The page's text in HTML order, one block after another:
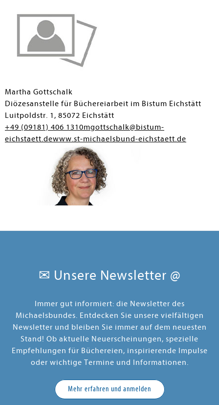
Martha Gottschalk
Diözesanstelle für Büchereiarbeit im Bistum Eichstätt
Luitpoldstr. 1, 85072 Eichstätt
+49 (09181) 406 1310mgottschalk@bistum-
eichstaett.dewww.st-michaelsbund-eichstaett.de
Höllgasse 25, 94032 Passau
✉ Unsere Newsletter @
Immer gut informiert: die Newsletter des
Michaelsbundes. Entdecken Sie unsere vielfältigen
Newsletter und bleiben Sie immer auf dem neuesten
Stand! Ob aktuelle Neuerscheinungen, spezielle
Empfehlungen für Büchereien, inspirierende Impulse
oder wichtige Termine und Informationen.
Mehr erfahren und anmelden